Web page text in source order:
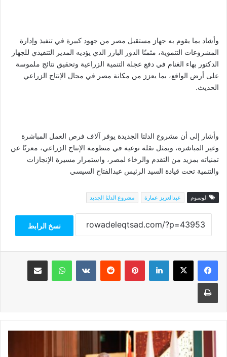
وأشاد بما يقوم به جهاز مستقبل مصر من جهود كبيرة في تنفيذ وإدارة
المشروعات التنموية، مثمنًا الدور البارز الذي يؤديه المدير التنفيذي للجهاز
الدكتور بهاء الغنام في دفع عجلة التنمية الزراعية وتحقيق نتائج ملموسة
على أرض الواقع، بما يعزز من مكانة مصر في مجال الإنتاج الزراعي
الحديث.
وأشار إلى أن مشروع الدلتا الجديدة يوفر آلاف فرص العمل المباشرة
وغير المباشرة، ويمثل نقلة نوعية في منظومة الإنتاج الزراعي، معربًا عن
تمنياته بمزيد من التقدم والرخاء لمصر، واستمرار مسيرة الإنجازات
والتنمية تحت قيادة السيد الرئيس عبدالفتاح السيسي
الوسوم عبدالعزيز عمارة مشروع الدلتا الجديد
نسخ الرابط
فيسبوك‫X لينكدإن بينتيريست واتساب مشاركة عبر البريد
طباعة